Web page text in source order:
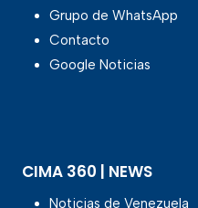
Grupo de WhatsApp
Contacto
Google Noticias
CIMA 360 | NEWS
Noticias de Venezuela